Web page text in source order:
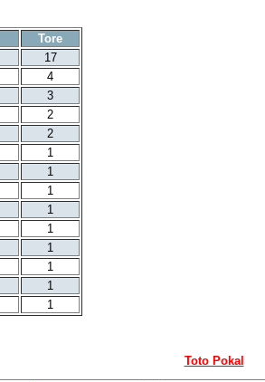
Tore
17
4
3
2
2
1
1
1
1
1
1
1
1
1
Toto Pokal